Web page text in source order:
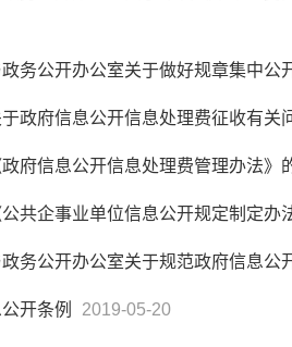
务公开办公室关于做好规章集中公
政府信息公开信息处理费征收有关
府信息公开信息处理费管理办法》
共企事业单位信息公开规定制定办
务公开办公室关于规范政府信息公
开条例 2019-05-20